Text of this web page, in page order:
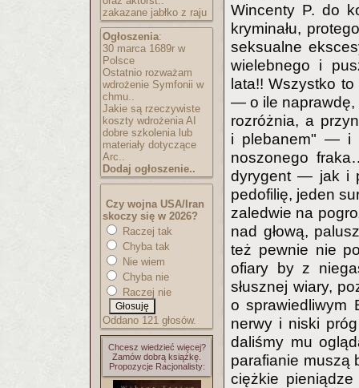
zakazane jabłko z raju
Ogłoszenia:
30 marca 1689r w
Polsce
Ostatnio rozważam
wdrożenie Symfonii w
chmu..
Jakie są rzeczywiste
koszty wdrożenia AI
dobre szkolenia lub
materiały dotyczące
Arc..
Dodaj ogłoszenie..
Czy wojna USA/Iran
skoczy się w 2026?
Raczej tak
Chyba tak
Nie wiem
Chyba nie
Raczej nie
Oddano 121 głosów.
Chcesz wiedzieć więcej?
Zamów dobrą książkę.
Propozycje Racjonalisty:
Wincenty P. do
kryminału,
seksualne
wielebnego i
lata!! Wszystko
— o ile naprawdę,
rozróżnia, a
i plebanem" — i
noszonego
dyrygent — jak i
pedofilię, jeden
zaledwie na
nad głową,
też pewnie nie
ofiary by z
słusznej wiary,
o sprawiedliwym
nerwy i niski
daliśmy mu
parafianie muszą
ciężkie